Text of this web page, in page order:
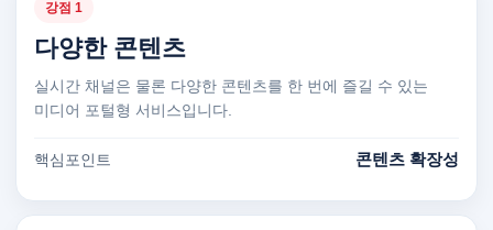
강점 1
다양한 콘텐츠
실시간 채널은 물론 다양한 콘텐츠를 한 번에 즐길 수 있는
미디어 포털형 서비스입니다.
핵심포인트 콘텐츠 확장성